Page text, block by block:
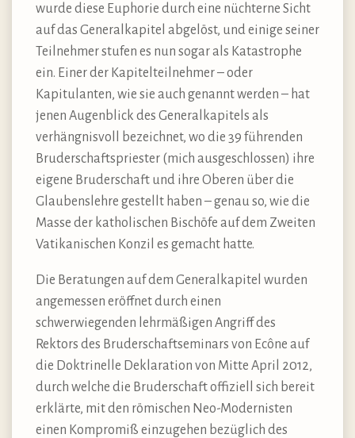
wurde diese Euphorie durch eine nüchterne Sicht
auf das Generalkapitel abgelöst, und einige seiner
Teilnehmer stufen es nun sogar als Katastrophe
ein. Einer der Kapitelteilnehmer – oder
Kapitulanten, wie sie auch genannt werden – hat
jenen Augenblick des Generalkapitels als
verhängnisvoll bezeichnet, wo die 39 führenden
Bruderschaftspriester (mich ausgeschlossen) ihre
eigene Bruderschaft und ihre Oberen über die
Glaubenslehre gestellt haben – genau so, wie die
Masse der katholischen Bischöfe auf dem Zweiten
Vatikanischen Konzil es gemacht hatte.
Die Beratungen auf dem Generalkapitel wurden
angemessen eröffnet durch einen
schwerwiegenden lehrmäßigen Angriff des
Rektors des Bruderschaftseminars von Ecône auf
die Doktrinelle Deklaration von Mitte April 2012,
durch welche die Bruderschaft offiziell sich bereit
erklärte, mit den römischen Neo-Modernisten
einen Kompromiß einzugehen bezüglich des